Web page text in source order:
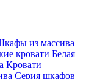
из массива
кровати Белая
Кровати
Серия шкафов